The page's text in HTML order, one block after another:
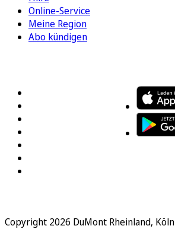
Online-Service
Meine Region
Abo kündigen
Copyright 2026 DuMont Rheinland, Köln